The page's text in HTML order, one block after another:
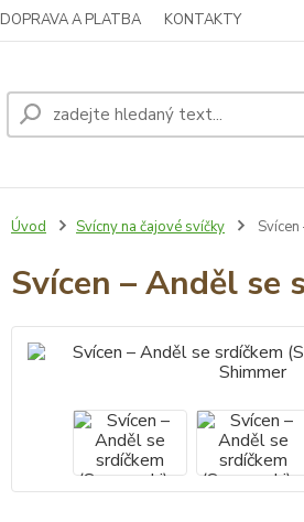
DOPRAVA A PLATBA KONTAKTY
Úvod Svícny na čajové svíčky
Svícen – Anděl se